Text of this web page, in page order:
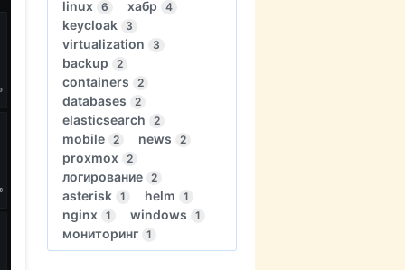
linux 6 хабр 4
keycloak 3
virtualization 3
backup 2
containers 2
databases 2
elasticsearch 2
mobile 2 news 2
proxmox 2
логирование 2
asterisk 1 helm 1
nginx 1 windows 1
мониторинг 1